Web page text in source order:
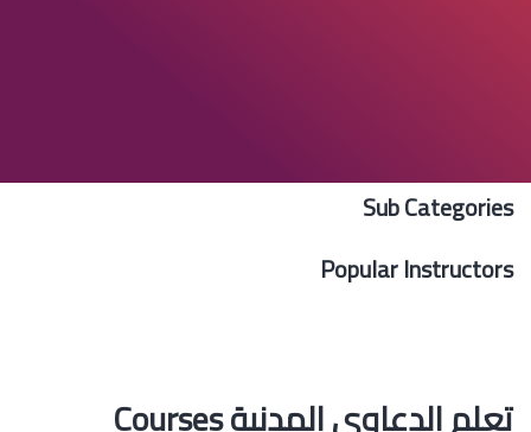
Sub Categories
Popular Instructors
تعلم الدعاوى المدنية Courses